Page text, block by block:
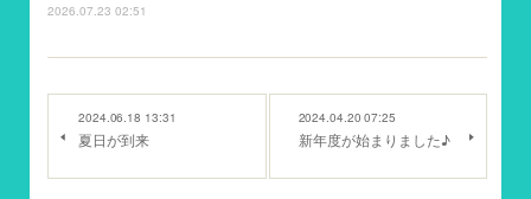
2026.07.23 02:51
2024.06.18 13:31
夏日が到来
2024.04.20 07:25
新年度が始まりました♪